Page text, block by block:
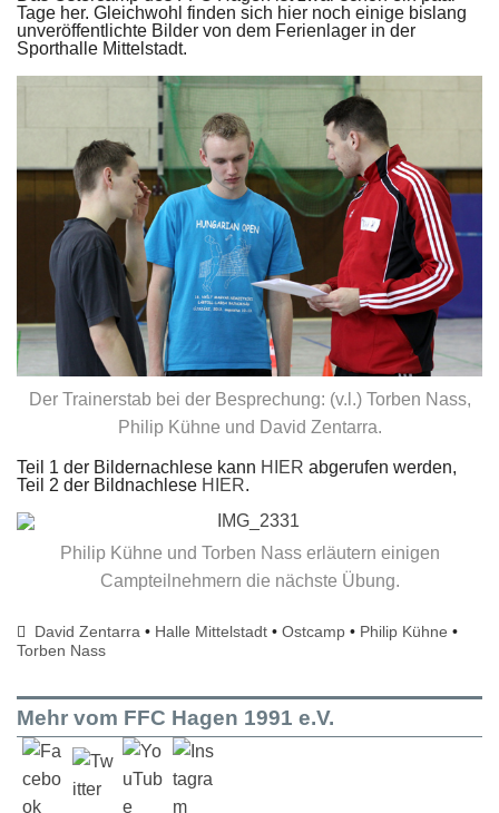
Tage her. Gleichwohl finden sich hier noch einige bislang
unveröffentlichte Bilder von dem Ferienlager in der
Sporthalle Mittelstadt.
Der Trainerstab bei der Besprechung: (v.l.) Torben Nass,
Philip Kühne und David Zentarra.
Teil 1 der Bildernachlese kann HIER abgerufen werden,
Teil 2 der Bildnachlese HIER.
Philip Kühne und Torben Nass erläutern einigen
Campteilnehmern die nächste Übung.
David Zentarra • Halle Mittelstadt •Ostcamp • Philip Kühne •
Torben Nass
Mehr vom FFC Hagen 1991 e.V.